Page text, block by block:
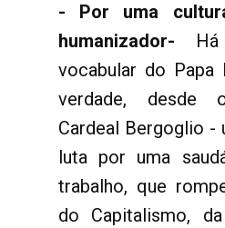
- Por uma
humanizador-
vocabular do
verdade, desde
Cardeal Bergoglio -
luta por uma
trabalho, que
do Capitalismo,